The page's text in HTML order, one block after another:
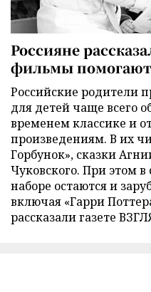
Россияне
фильмы помогают
Российские родители
для детей чаще всего
временем классике и
произведениям. В их
Горбунок», сказки
Чуковского. При этом
наборе остаются и
включая «Гарри
рассказали газете